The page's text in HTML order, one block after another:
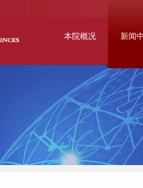
本院概况 新闻